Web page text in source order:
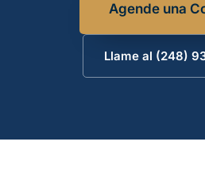
Agende una
Llame al (248)